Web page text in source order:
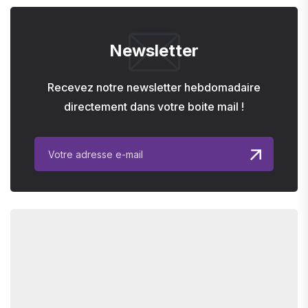
Newsletter
Recevez notre newsletter hebdomadaire
directement dans votre boite mail !